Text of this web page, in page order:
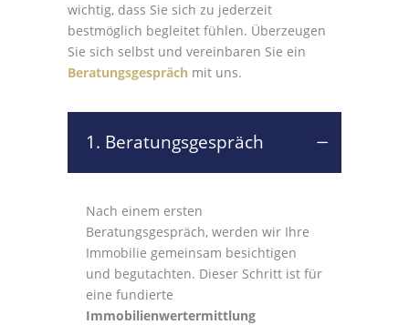
wichtig, dass Sie sich zu jederzeit
bestmöglich begleitet fühlen. Überzeugen
Sie sich selbst und vereinbaren Sie ein
Beratungsgespräch mit uns.
1. Beratungsgespräch
Nach einem ersten
Beratungsgespräch, werden wir Ihre
Immobilie gemeinsam besichtigen
und begutachten. Dieser Schritt ist für
eine fundierte
Immobilienwertermittlung